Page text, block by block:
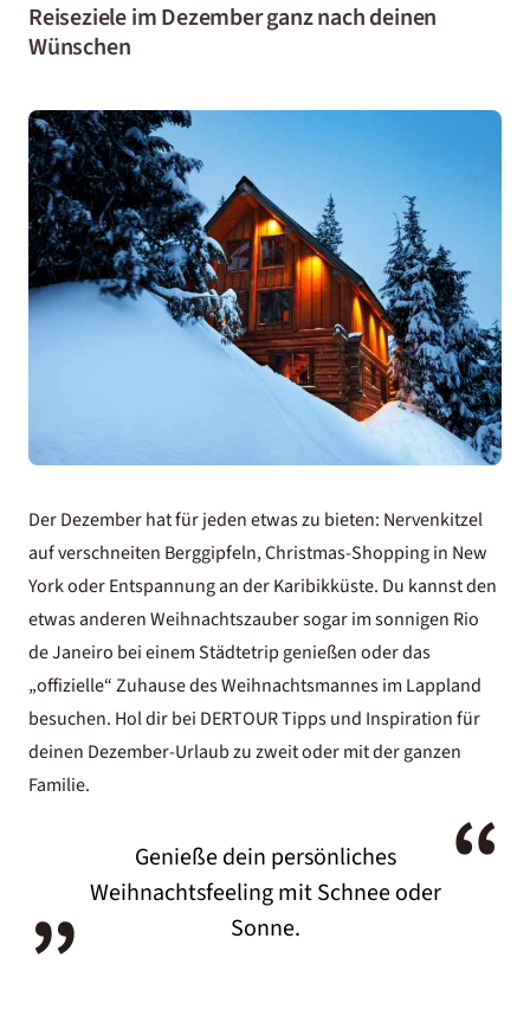
Reiseziele im Dezember ganz nach deinen
Wünschen
Der Dezember hat für jeden etwas zu bieten: Nervenkitzel
auf verschneiten Berggipfeln, Christmas-Shopping in New
York oder Entspannung an der Karibikküste. Du kannst den
etwas anderen Weihnachtszauber sogar im sonnigen Rio
de Janeiro bei einem Städtetrip genießen oder das
„offizielle“ Zuhause des Weihnachtsmannes im Lappland
besuchen. Hol dir bei DERTOUR Tipps und Inspiration für
deinen Dezember-Urlaub zu zweit oder mit der ganzen
Familie.
„
Genieße dein persönliches
Weihnachtsfeeling mit Schnee oder
Sonne.
“